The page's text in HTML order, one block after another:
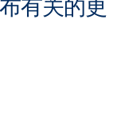
有关的更